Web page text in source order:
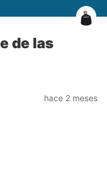
de las
hace 2 meses